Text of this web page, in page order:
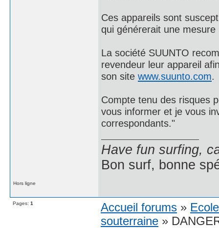
Ces appareils sont
qui générerait une
La société SUUNTO
revendeur leur appareil
son site www.suunto.com.
Compte tenu des risques
vous informer et je vous
correspondants."
Have fun surfing,
Bon surf, bonne
Hors ligne
Pages: 1 Accueil forums »
souterraine »